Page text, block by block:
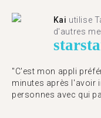
Kai utilise
d'autres
star
"C'est mon appli
minutes après l'avoir
personnes avec qui